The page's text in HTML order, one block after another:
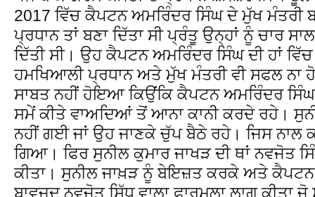
2017 ਵਿੱਚ ਕੈਪਟਨ ਅਮਰਿੰਦਰ ਸਿੰਘ ਦੇ ਮੁੱਖ ਮੰਤਰੀ
ਪ੍ਰਧਾਨ ਤਾਂ ਬਣਾ ਦਿੱਤਾ ਸੀ ਪ੍ਰੰਤੂ ਉਨ੍ਹਾਂ ਨੂੰ ਚਾਰ
ਦਿੱਤੀ ਸੀ। ਉਹ ਕੈਪਟਨ ਅਮਰਿੰਦਰ ਸਿੰਘ ਦੀ ਹਾਂ
ਹਮਖਿਆਲੀ ਪ੍ਰਧਾਨ ਅਤੇ ਮੁੱਖ ਮੰਤਰੀ ਵੀ ਸਫਲ ਨਾ
ਸਾਬਤ ਨਹੀਂ ਹੋਇਆ ਕਿਉਂਕਿ ਕੈਪਟਨ ਅਮਰਿੰਦਰ
ਸਮੇਂ ਕੀਤੇ ਵਾਅਦਿਆਂ ਤੋਂ ਆਨਾ ਕਾਨੀ ਕਰਦੇ ਰਹੇ।
ਨਹੀਂ ਗਈ ਜਾਂ ਉਹ ਜਾਣਕੇ ਚੁੱਪ ਬੈਠੇ ਰਹੇ। ਜਿਸ ਨਾਲ
ਗਿਆ। ਫਿਰ ਸੁਨੀਲ ਕੁਮਾਰ ਜਾਖੜ ਦੀ ਥਾਂ ਨਵਜੋਤ
ਕੀਤਾ। ਸੁਨੀਲ ਜਾਖ਼ੜ ਨੂੰ ਬੇਇਜ਼ਤ ਕਰਕੇ ਅਤੇ ਕੈਪਟਨ
ਬਾਵਜੂਦ ਨਵਜੋਤ ਸਿੱਧੂ ਵਾਲਾ ਫਾਰਮੂਲਾ ਲਾਗੂ